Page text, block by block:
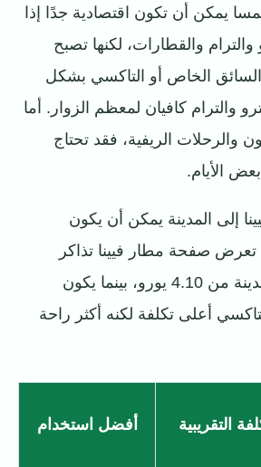
يمكن أن تكون اقتصادية جدًا إذا
والقطارات، لكنها تصبح
الخاص أو التاكسي بشكل
والترام كافيان لمعظم الزوار. أما
والرحلات الريفية، فقد تحتاج
الأيام.
إلى المدينة يمكن أن يكون
تعرض صفحة مطار فيينا تذاكر
القطار من وإلى المدينة من 4.10 يورو، بينما يكون
أعلى تكلفة لكنه أكثر راحة
التقريبية أفضل استخدام